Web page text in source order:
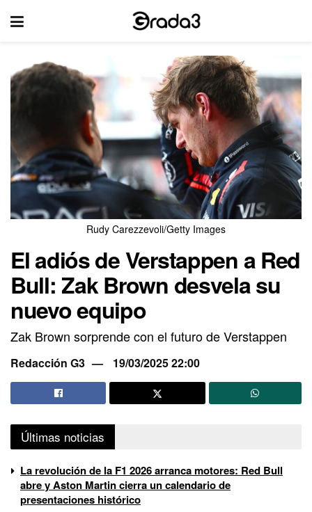
Rudy Carezzevoli/Getty Images
El adiós de Verstappen a Red
Bull: Zak Brown desvela su
nuevo equipo
Zak Brown sorprende con el futuro de Verstappen
Redacción G3 19/03/2025 22:00
Últimas noticias
La revolución de la F1 2026 arranca motores: Red Bull
abre y Aston Martin cierra un calendario de
presentaciones histórico